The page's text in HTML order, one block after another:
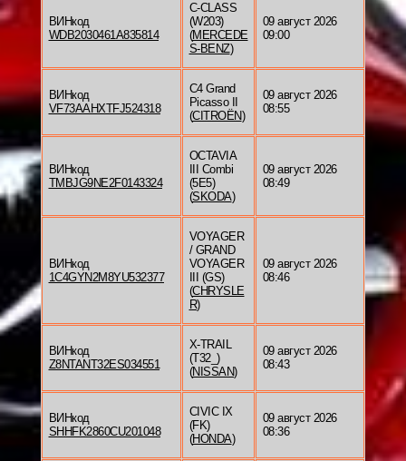
ВИНкод
WDB2030461A835814
C-CLASS
(W203)
(MERCEDE
S-BENZ)
09 август 2026
09:00
ВИНкод
VF73AAHXTFJ524318
C4 Grand
Picasso II
(CITROËN)
09 август 2026
08:55
ВИНкод
TMBJG9NE2F0143324
OCTAVIA
III Combi
(5E5)
(SKODA)
09 август 2026
08:49
ВИНкод
1C4GYN2M8YU532377
VOYAGER
/ GRAND
VOYAGER
III (GS)
(CHRYSLE
R)
09 август 2026
08:46
ВИНкод
Z8NTANT32ES034551
X-TRAIL
(T32_)
(NISSAN)
09 август 2026
08:43
ВИНкод
SHHFK2860CU201048
CIVIC IX
(FK)
(HONDA)
09 август 2026
08:36